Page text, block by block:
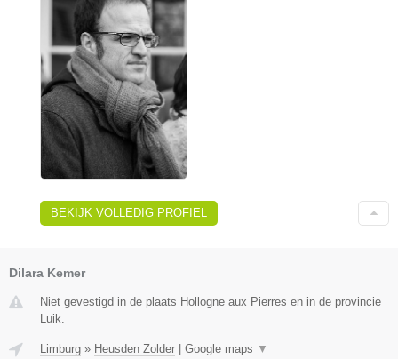
BEKIJK VOLLEDIG PROFIEL
Dilara Kemer
Niet gevestigd in de plaats Hollogne aux Pierres en in de provincie
Luik.
Limburg » Heusden Zolder Google maps ▼